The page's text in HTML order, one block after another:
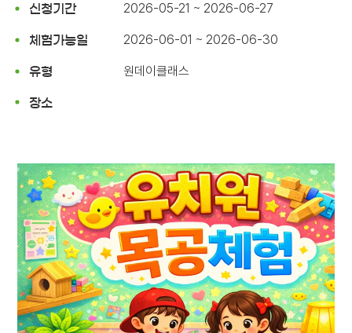
신청기간 2026-05-21 ~ 2026-06-27
체험가능일 2026-06-01 ~ 2026-06-30
유형 원데이클래스
장소